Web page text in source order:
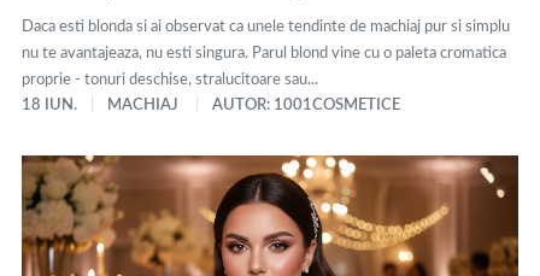
Daca esti blonda si ai observat ca unele tendinte de machiaj pur si simplu
nu te avantajeaza, nu esti singura. Parul blond vine cu o paleta cromatica
proprie - tonuri deschise, stralucitoare sau...
18 IUN.
MACHIAJ AUTOR: 1001COSMETICE